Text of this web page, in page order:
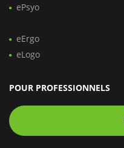
ePsyo
eErgo
eLogo
POUR PROFESSIONNELS